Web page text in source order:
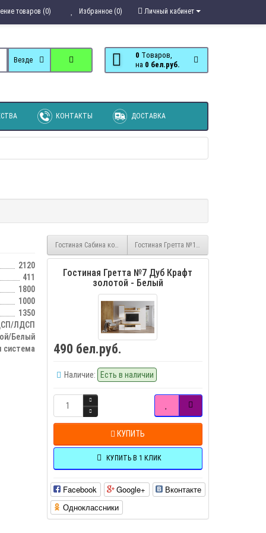
Личный кабинет
Избранное (0)
товаров (0)
0 Tоваров,
на
0 бел.руб.
Везде
КОНТАКТЫ ДОСТАВКА
2120
411
1800
1000
1350
ЛДСП
Белый
система
Гостиная Сабина композиция 4 Венге-Дуб Белфорт
Гостиная Гретта №10 Дуб Крафт золотой
Гостиная Гретта №7 Дуб Крафт
золотой - Белый
490 бел.руб.
Наличие: Есть в наличии
КУПИТЬ
КУПИТЬ В 1 КЛИК
Facebook Google+
Вконтакте
Одноклассники